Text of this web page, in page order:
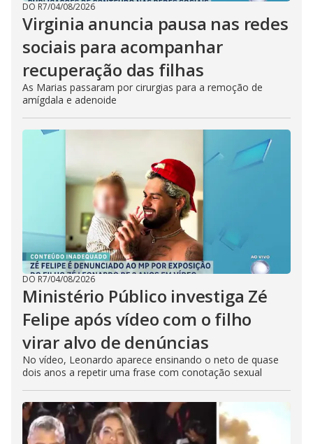
DO R7/04/08/2026
Virginia anuncia pausa nas redes
sociais para acompanhar
recuperação das filhas
As Marias passaram por cirurgias para a remoção de
amígdala e adenoide
DO R7/04/08/2026
Ministério Público investiga Zé
Felipe após vídeo com o filho
virar alvo de denúncias
No vídeo, Leonardo aparece ensinando o neto de quase
dois anos a repetir uma frase com conotação sexual